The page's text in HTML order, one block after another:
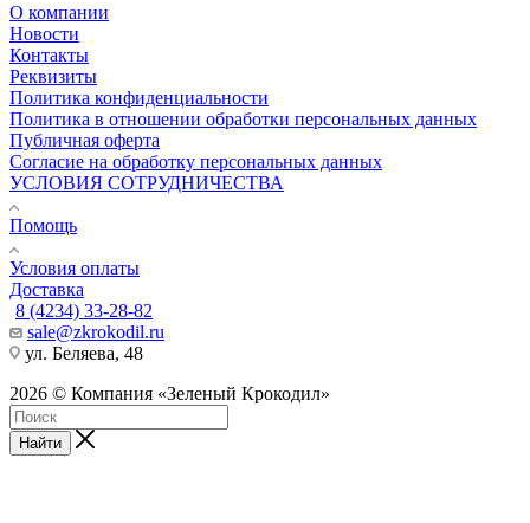
О компании
Новости
Контакты
Реквизиты
Политика конфиденциальности
Политика в отношении обработки персональных данных
Публичная оферта
Согласие на обработку персональных данных
УСЛОВИЯ СОТРУДНИЧЕСТВА
Помощь
Условия оплаты
Доставка
8 (4234) 33-28-82
sale@zkrokodil.ru
ул. Беляева, 48
2026 © Компания «Зеленый Крокодил»
Найти